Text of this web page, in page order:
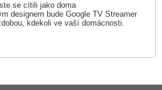
se cítili jako doma
designem bude Google TV Streamer
kdekoli ve vaší domácnosti.